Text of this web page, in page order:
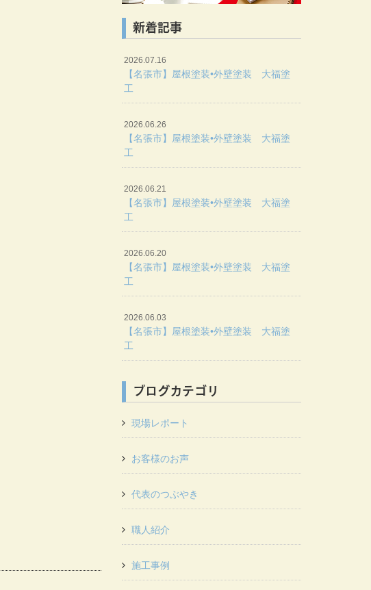
新着記事
2026.07.16
【名張市】屋根塗装•外壁塗装 大福塗
工
2026.06.26
【名張市】屋根塗装•外壁塗装 大福塗
工
2026.06.21
【名張市】屋根塗装•外壁塗装 大福塗
工
2026.06.20
【名張市】屋根塗装•外壁塗装 大福塗
工
2026.06.03
【名張市】屋根塗装•外壁塗装 大福塗
工
ブログカテゴリ
現場レポート
お客様のお声
代表のつぶやき
職人紹介
施工事例